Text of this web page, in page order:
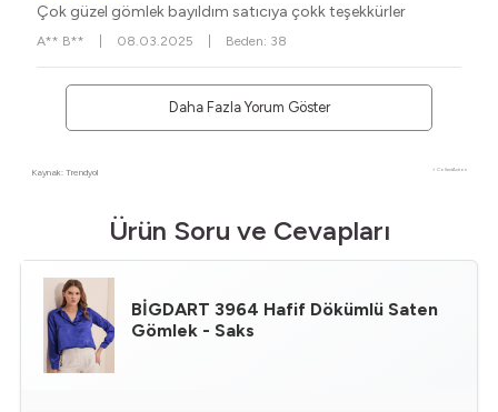
Çok güzel gömlek bayıldım satıcıya çokk teşekkürler
A** B** 08.03.2025 Beden: 38
Daha Fazla Yorum Göster
Kaynak: Trendyol ⚡ CollectAction
Ürün Soru ve Cevapları
BİGDART 3964 Hafif Dökümlü Saten
Gömlek - Saks